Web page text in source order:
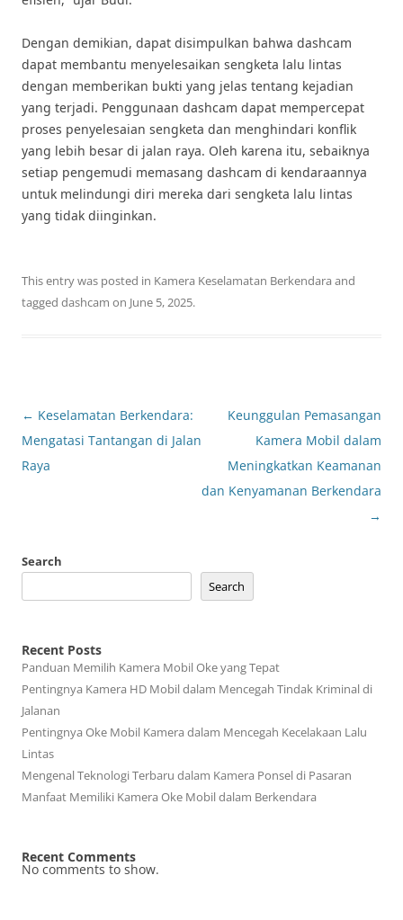
Dengan demikian, dapat disimpulkan bahwa dashcam
dapat membantu menyelesaikan sengketa lalu lintas
dengan memberikan bukti yang jelas tentang kejadian
yang terjadi. Penggunaan dashcam dapat mempercepat
proses penyelesaian sengketa dan menghindari konflik
yang lebih besar di jalan raya. Oleh karena itu, sebaiknya
setiap pengemudi memasang dashcam di kendaraannya
untuk melindungi diri mereka dari sengketa lalu lintas
yang tidak diinginkan.
This entry was posted in Kamera Keselamatan Berkendara and
tagged dashcam on June 5, 2025.
Post
navigation
← Keselamatan Berkendara:
Mengatasi Tantangan di Jalan
Raya
Keunggulan Pemasangan
Kamera Mobil dalam
Meningkatkan Keamanan
dan Kenyamanan Berkendara
→
Search
Search
Recent Posts
Panduan Memilih Kamera Mobil Oke yang Tepat
Pentingnya Kamera HD Mobil dalam Mencegah Tindak Kriminal di
Jalanan
Pentingnya Oke Mobil Kamera dalam Mencegah Kecelakaan Lalu
Lintas
Mengenal Teknologi Terbaru dalam Kamera Ponsel di Pasaran
Manfaat Memiliki Kamera Oke Mobil dalam Berkendara
Recent Comments
No comments to show.